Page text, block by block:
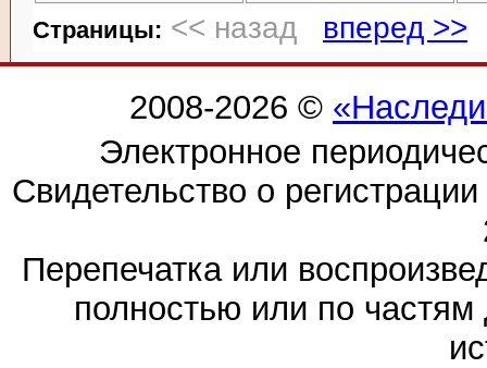
Cтраницы: << назад вперед >>
2008-2026 ©
Электронное
Свидетельство о
Перепечатка или
полностью или по частям